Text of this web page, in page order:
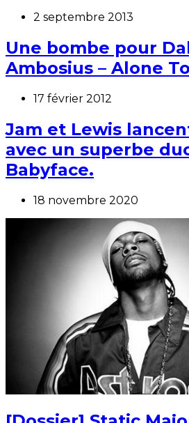
2 septembre 2013
Une bombe pour
Ambosius – Alone
17 février 2012
Jam et Lewis
avec un superbe
Babyface.
18 novembre 2020